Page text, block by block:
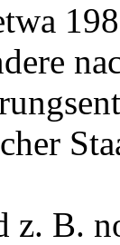
z. B.